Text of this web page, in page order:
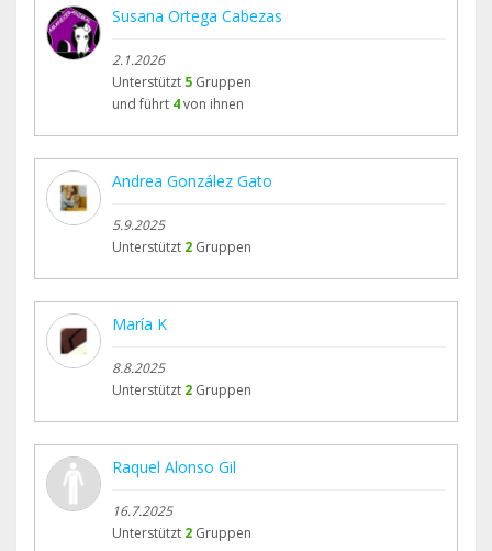
Susana Ortega Cabezas
2.1.2026
Unterstützt 5 Gruppen
und führt 4von ihnen
Andrea González Gato
5.9.2025
Unterstützt 2 Gruppen
María K
8.8.2025
Unterstützt 2 Gruppen
Raquel Alonso Gil
16.7.2025
Unterstützt 2 Gruppen